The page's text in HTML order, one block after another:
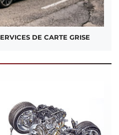
DE CARTE GRISE